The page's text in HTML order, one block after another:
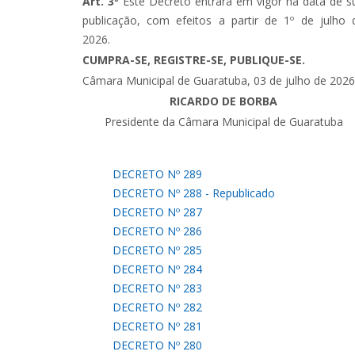
publicação, com efeitos a partir de 1º de julho
2026.
CUMPRA-SE, REGISTRE-SE, PUBLIQUE-SE.
Câmara Municipal de Guaratuba, 03 de julho de
RICARDO DE BORBA
Presidente da Câmara Municipal de Guaratuba
DECRETO Nº 289
DECRETO Nº 288 - Republicado
DECRETO Nº 287
DECRETO Nº 286
DECRETO Nº 285
DECRETO Nº 284
DECRETO Nº 283
DECRETO Nº 282
DECRETO Nº 281
DECRETO Nº 280